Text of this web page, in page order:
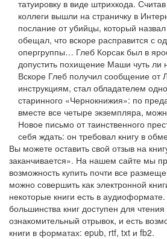
татуировку в виде штрихкода.
коллеги вышли на страничку в
послание от убийцы, который
обещал, что вскоре расправится с
опергруппы… Глеб Корсак был в
допустить похищение Маши чуть ли
Вскоре Глеб получил сообщение от
инструкциям, стал обладателем
старинного «Чернокнижия»: по
вместе все четыре экземпляра,
Новое письмо от таинственного
себя ждать: он требовал книгу в
Вы можете оставить свой отзыв на
заканчивается». На нашем сайте мы
возможность купить почти все
можно совершить как электронной
некоторые книги есть в
большинства книг доступен для
ознакомительный отрывок, и есть
книги в форматах: epub, rtf, txt и fb2.